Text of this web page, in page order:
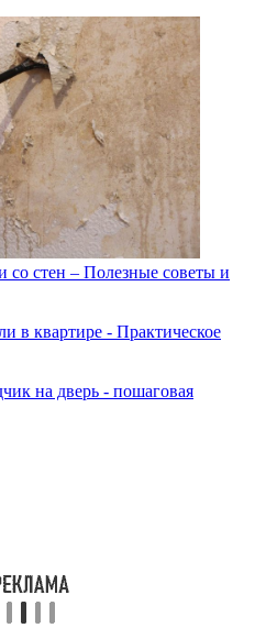
со стен – Полезные советы и
в квартире - Практическое
на дверь - пошаговая